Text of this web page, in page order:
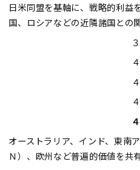
日米同盟を基軸に、戦略的利益
国、ロシアなどの近隣諸国との
３
４
４
４
４
オーストラリア、インド、東南
Ｎ）、欧州など普遍的価値を共